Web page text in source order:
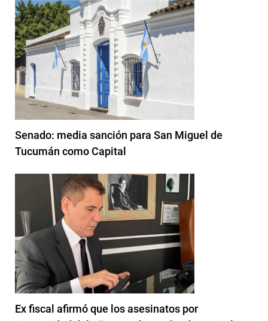
Senado: media sanción para San Miguel de
Tucumán como Capital
Ex fiscal afirmó que los asesinatos por